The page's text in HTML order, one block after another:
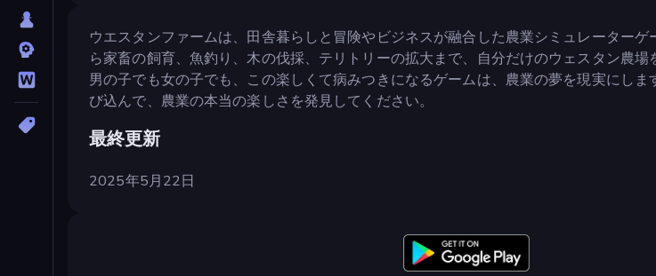
ウエスタンファームは、田舎暮らしと冒険やビジネスが融合した農業シミュレーター
ら家畜の飼育、魚釣り、木の伐採、テリトリーの拡大まで、自分だけのウェスタン農
男の子でも女の子でも、この楽しくて病みつきになるゲームは、農業の夢を現実にし
び込んで、農業の本当の楽しさを発見してください。
最終更新
2025年5月22日